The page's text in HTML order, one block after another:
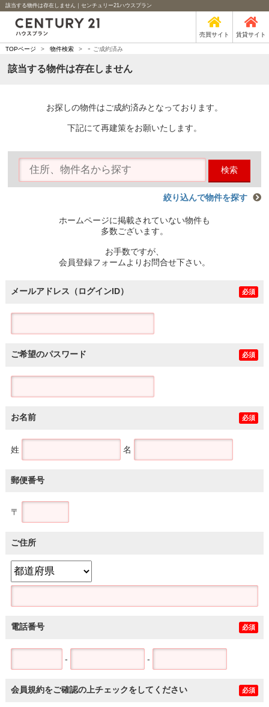
該当する物件は存在しません｜センチュリー21ハウスプラン
売買サイト 賃貸サイト
TOPページ > 物件検索 > - ご成約済み
該当する物件は存在しません
お探しの物件はご成約済みとなっております。
下記にて再建策をお願いたします。
検索
絞り込んで物件を探す
ホームページに掲載されていない物件も
多数ございます。
お手数ですが、
会員登録フォームよりお問合せ下さい。
メールアドレス（ログインID） 必須
ご希望のパスワード 必須
お名前 必須
姓 名
郵便番号
〒
ご住所
電話番号 必須
- -
会員規約をご確認の上チェックをしてください 必須